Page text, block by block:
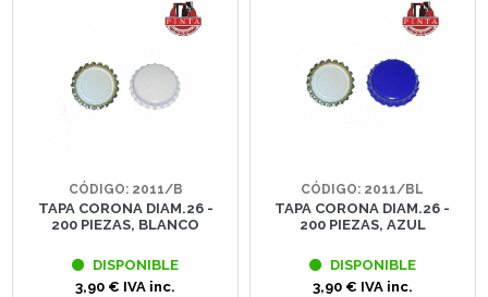
CÓDIGO: 2011/B
TAPA CORONA DIAM.26 -
200 PIEZAS, BLANCO
DISPONIBLE
3,90 € IVA inc.
CÓDIGO: 2011/BL
TAPA CORONA DIAM.26 -
200 PIEZAS, AZUL
DISPONIBLE
3,90 € IVA inc.